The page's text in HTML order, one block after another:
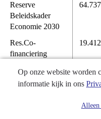
Reserve
Beleidskader
Economie 2030
64.737
Res.Co-
financiering
programma's
19.412
Op onze website worden
informatie kijk in ons
Alleen